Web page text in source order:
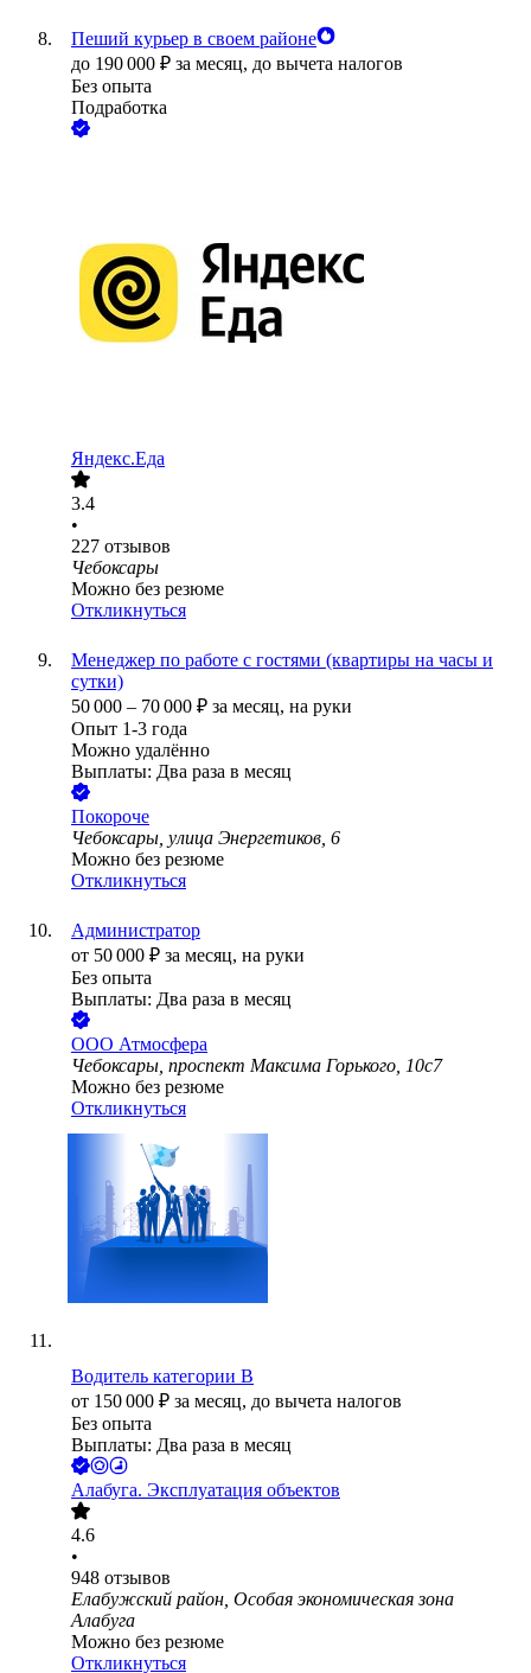
Пеший курьер в своем районе
до 190 000 ₽ за месяц, до вычета налогов
Без опыта
Подработка
Яндекс.Еда
3.4
•
227 отзывов
Чебоксары
Можно без резюме
Откликнуться
Менеджер по работе с гостями (квартиры на часы и
сутки)
50 000 – 70 000 ₽ за месяц, на руки
Опыт 1-3 года
Можно удалённо
Выплаты: Два раза в месяц
Покороче
Чебоксары, улица Энергетиков, 6
Можно без резюме
Откликнуться
Администратор
от 50 000 ₽ за месяц, на руки
Без опыта
Выплаты: Два раза в месяц
ООО Атмосфера
Чебоксары, проспект Максима Горького, 10с7
Можно без резюме
Откликнуться
Водитель категории B
от 150 000 ₽ за месяц, до вычета налогов
Без опыта
Выплаты: Два раза в месяц
Алабуга. Эксплуатация объектов
4.6
•
948 отзывов
Елабужский район, Особая экономическая зона
Алабуга
Можно без резюме
Откликнуться